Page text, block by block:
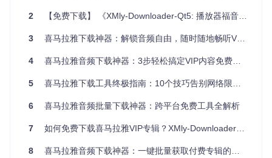
图：下载管理窗口展示多任务并行下载状态，进度条实时显示
每天花2小时在地铁公交上？提前下载好一周的节目，告别网
能带着完整音频出门。
2 【免费下载】 《XMly-Downloader-Qt5: 播放器福音，批量下载喜马拉雅音频利器》【qt5下载】
3 喜马拉雅下载神器：解锁音频自由，随时随地畅听VIP内容
4 喜马拉雅音频下载神器：3步轻松搞定VIP内容免费下载
5 喜马拉雅下载工具终极指南：10个技巧告别网络限制，畅享离线音频盛宴
6 喜马拉雅音频批量下载神器：跨平台免费工具全解析
7 如何免费下载喜马拉雅VIP专辑？XMly-Downloader-Qt5终极解决方案来了！
8 喜马拉雅音频下载神器：一键批量获取付费专辑的完整攻略